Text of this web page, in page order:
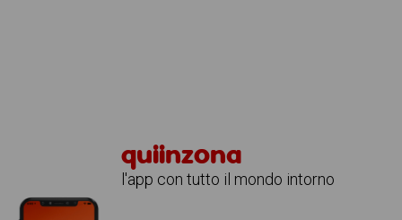
quiinzona
l'app con tutto il mondo intorno